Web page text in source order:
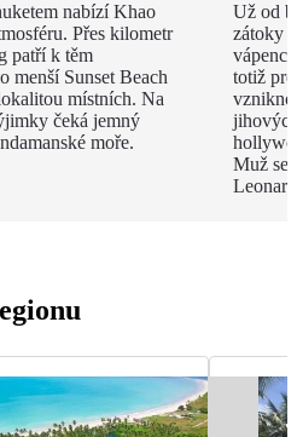
nabízí Khao
Přes kilometr
patří k těm
menší Sunset Beach
místních. Na
čeká jemný
moře.
Už od
zátoky
totiž
Muž se